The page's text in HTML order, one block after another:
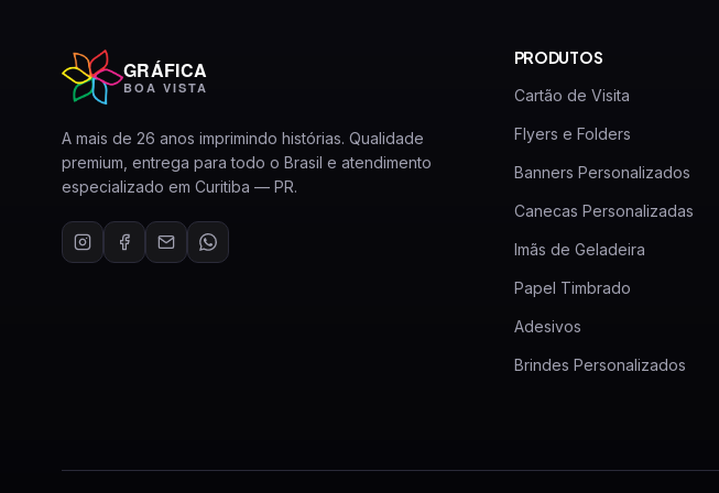
GRÁFICA
BOA VISTA
A mais de 26 anos imprimindo histórias. Qualidade
premium, entrega para todo o Brasil e atendimento
especializado em Curitiba — PR.
PRODUTOS
Cartão de Visita
Flyers e Folders
Banners Personalizados
Canecas Personalizadas
Imãs de Geladeira
Papel Timbrado
Adesivos
Brindes Personalizados